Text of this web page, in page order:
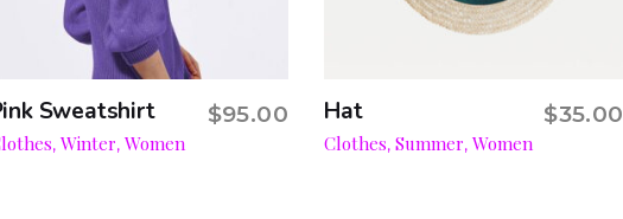
Add to cart
Sweatshirt $95.00
, Winter, Women Add to cart
Hat $35.00
Clothes, Summer, Women